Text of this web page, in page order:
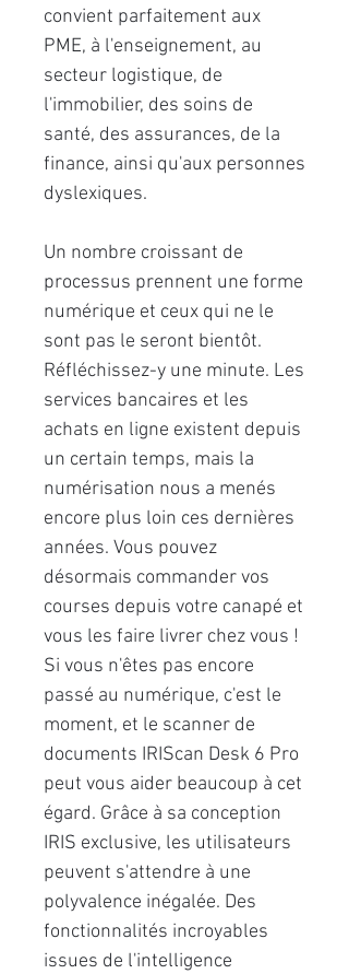
convient parfaitement aux
PME, à l'enseignement, au
secteur logistique, de
l'immobilier, des soins de
santé, des assurances, de la
finance, ainsi qu'aux personnes
dyslexiques.
Un nombre croissant de
processus prennent une forme
numérique et ceux qui ne le
sont pas le seront bientôt.
Réfléchissez-y une minute. Les
services bancaires et les
achats en ligne existent depuis
un certain temps, mais la
numérisation nous a menés
encore plus loin ces dernières
années. Vous pouvez
désormais commander vos
courses depuis votre canapé et
vous les faire livrer chez vous !
Si vous n'êtes pas encore
passé au numérique, c'est le
moment, et le scanner de
documents IRIScan Desk 6 Pro
peut vous aider beaucoup à cet
égard. Grâce à sa conception
IRIS exclusive, les utilisateurs
peuvent s'attendre à une
polyvalence inégalée. Des
fonctionnalités incroyables
issues de l'intelligence